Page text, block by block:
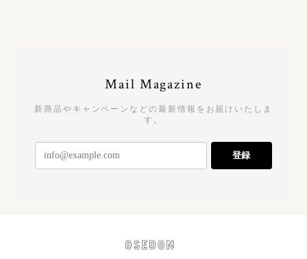
Mail Magazine
新商品やキャンペーンなどの最新情報をお届けいたしま
す。
登録